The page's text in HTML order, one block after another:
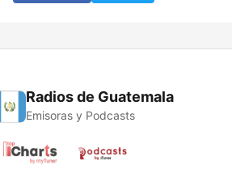
Radios de Guatemala
Emisoras y Podcasts